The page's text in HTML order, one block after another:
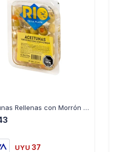
Aceitunas Rellenas con Morrón Rio de la Plata 200 gr
UYU 37